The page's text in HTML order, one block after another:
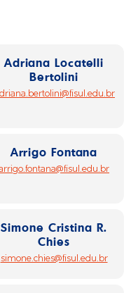
Adriana Locatelli
Bertolini
Arrigo Fontana
Simone Cristina R.
Chies
simone.chies@fisul.edu.br